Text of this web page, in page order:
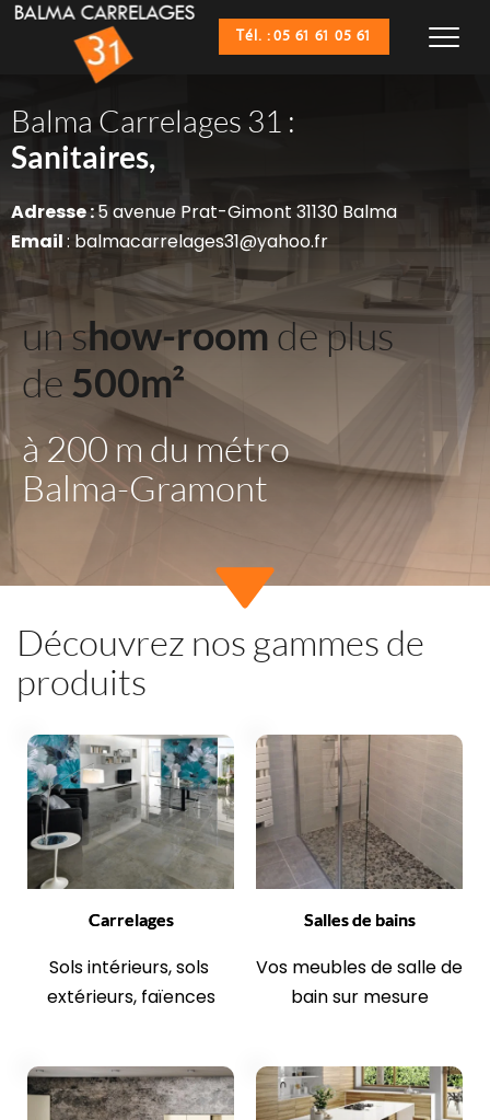
Tél. : 05 61 61 05 61
Balma Carrelages 31 :
Sanitaires,
Adresse : 5 avenue Prat-Gimont 31130 Balma
Email : balmacarrelages31@yahoo.fr
un show-room de plus
de 500m²
à 200 m du métro
Balma-Gramont
Découvrez nos gammes de
produits
Carrelages
Sols intérieurs, sols
extérieurs, faïences
Salles de bains
Vos meubles de salle de
bain sur mesure